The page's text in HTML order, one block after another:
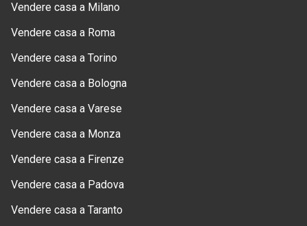
Vendere casa a Milano
Vendere casa a Roma
Vendere casa a Torino
Vendere casa a Bologna
Vendere casa a Varese
Vendere casa a Monza
Vendere casa a Firenze
Vendere casa a Padova
Vendere casa a Taranto